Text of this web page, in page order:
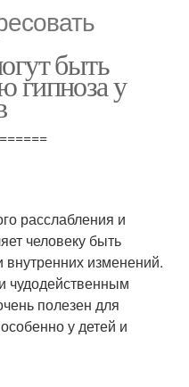
быть
гипноза у
расслабления и
человеку быть
изменений.
чудодейственным
полезен для
у детей и